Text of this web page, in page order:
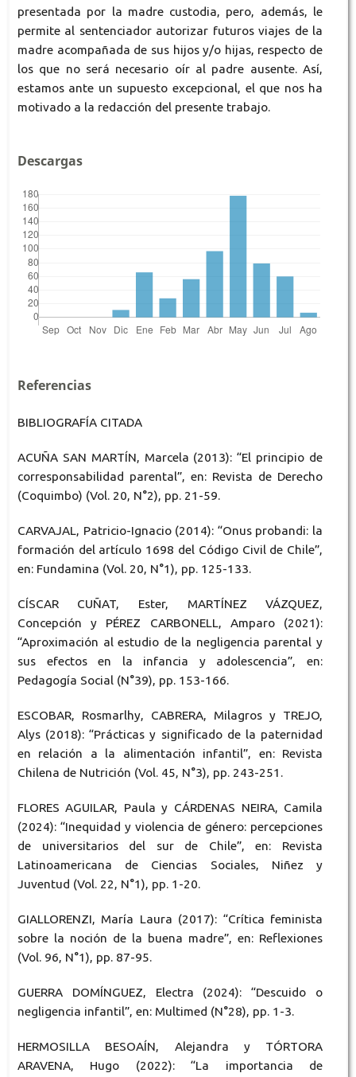
presentada por la madre custodia, pero, además, le
permite al sentenciador autorizar futuros viajes de la
madre acompañada de sus hijos y/o hijas, respecto de
los que no será necesario oír al padre ausente. Así,
estamos ante un supuesto excepcional, el que nos ha
motivado a la redacción del presente trabajo.
Descargas
Referencias
BIBLIOGRAFÍA CITADA
ACUÑA SAN MARTÍN, Marcela (2013): “El principio de
corresponsabilidad parental”, en: Revista de Derecho
(Coquimbo) (Vol. 20, N°2), pp. 21-59.
CARVAJAL, Patricio-Ignacio (2014): “Onus probandi: la
formación del artículo 1698 del Código Civil de Chile”,
en: Fundamina (Vol. 20, N°1), pp. 125-133.
CÍSCAR CUÑAT, Ester, MARTÍNEZ VÁZQUEZ,
Concepción y PÉREZ CARBONELL, Amparo (2021):
“Aproximación al estudio de la negligencia parental y
sus efectos en la infancia y adolescencia”, en:
Pedagogía Social (N°39), pp. 153-166.
ESCOBAR, Rosmarlhy, CABRERA, Milagros y TREJO,
Alys (2018): “Prácticas y significado de la paternidad
en relación a la alimentación infantil”, en: Revista
Chilena de Nutrición (Vol. 45, N°3), pp. 243-251.
FLORES AGUILAR, Paula y CÁRDENAS NEIRA, Camila
(2024): “Inequidad y violencia de género: percepciones
de universitarios del sur de Chile”, en: Revista
Latinoamericana de Ciencias Sociales, Niñez y
Juventud (Vol. 22, N°1), pp. 1-20.
GIALLORENZI, María Laura (2017): “Crítica feminista
sobre la noción de la buena madre”, en: Reflexiones
(Vol. 96, N°1), pp. 87-95.
GUERRA DOMÍNGUEZ, Electra (2024): “Descuido o
negligencia infantil”, en: Multimed (N°28), pp. 1-3.
HERMOSILLA BESOAÍN, Alejandra y TÓRTORA
ARAVENA, Hugo (2022): “La importancia de